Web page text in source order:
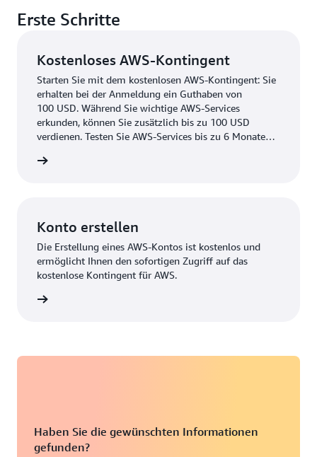
Erste Schritte
Kostenloses AWS-Kontingent
Starten Sie mit dem kostenlosen AWS-Kontingent: Sie
erhalten bei der Anmeldung ein Guthaben von
100 USD. Während Sie wichtige AWS-Services
erkunden, können Sie zusätzlich bis zu 100 USD
verdienen. Testen Sie AWS-Services bis zu 6 Monate
Konto erstellen
Die Erstellung eines AWS-Kontos ist kostenlos und
ermöglicht Ihnen den sofortigen Zugriff auf das
kostenlose Kontingent für AWS.
Haben Sie die gewünschten Informationen
gefunden?